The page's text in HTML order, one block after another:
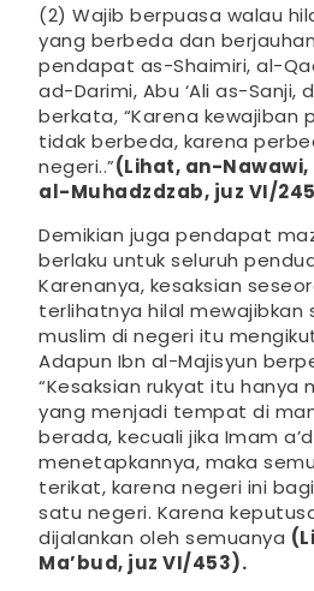
(2) Wajib berpuasa walau
yang berbeda dan
pendapat as-Shaimiri, al-
ad-Darimi, Abu ‘Ali as-Sanji,
berkata, “Karena kewajiban
tidak berbeda, karena
negeri..”(Lihat, an-
al-Muhadzdzab, juz VI/
Demikian juga pendapat
berlaku untuk seluruh
Karenanya, kesaksian
terlihatnya hilal mewajibkan
muslim di negeri itu
Adapun Ibn al-Majisyun
“Kesaksian rukyat itu hanya
yang menjadi tempat di
berada, kecuali jika Imam
menetapkannya, maka
terikat, karena negeri ini
satu negeri. Karena
dijalankan oleh semuanya
Ma’bud, juz VI/453).